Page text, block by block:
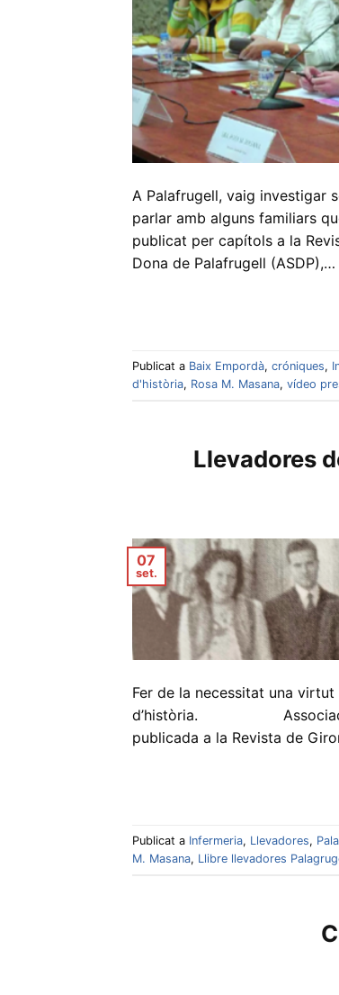
A Palafrugell, vaig investigar
parlar amb alguns familiars
publicat per capítols a la
Dona de Palafrugell (ASDP),…
Publicat a Baix Empordà, cróniques,
d'història, Rosa M. Masana, vídeo
Llevadores
07
set.
Fer de la necessitat una virtut
d’història. Associació de
publicada a la Revista de
Publicat a Infermeria, Llevadores,
M. Masana, Llibre llevadores